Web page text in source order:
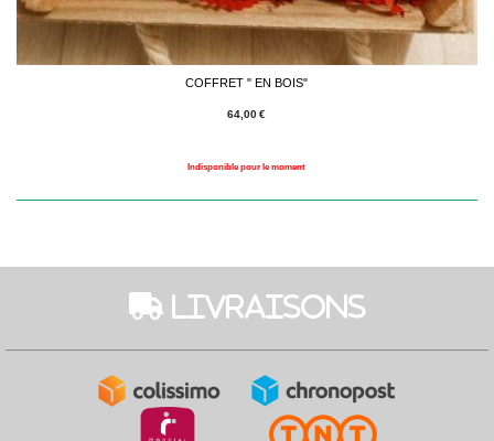
COFFRET " EN BOIS"
64,00€
Indisponible pour le moment
 Livraisons